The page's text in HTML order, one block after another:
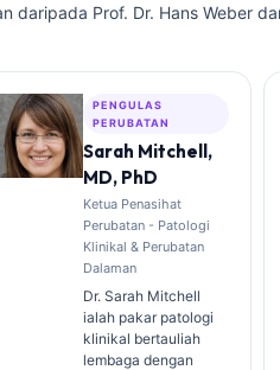
daripada Prof. Dr. Hans Weber
PENGULAS
PERUBATAN
Sarah Mitchell,
MD, PhD
Ketua Penasihat
Perubatan - Patologi
Klinikal & Perubatan
Dalaman
Dr. Sarah Mitchell
ialah pakar patologi
klinikal bertauliah
lembaga dengan